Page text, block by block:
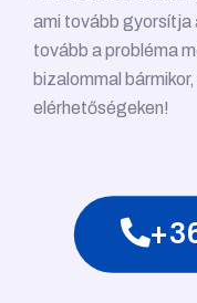
ami tovább
tovább a probléma
bizalommal
elérhetőségeken!